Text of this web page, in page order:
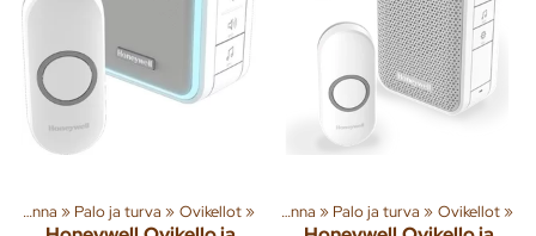
Rakenna ‪» Palo ja turva ‪» Ovikellot‪»
Tuoteryhmiä ja tuotteita‪» Rakenna ‪» Palo ja turva ‪» Ovikellot‪»